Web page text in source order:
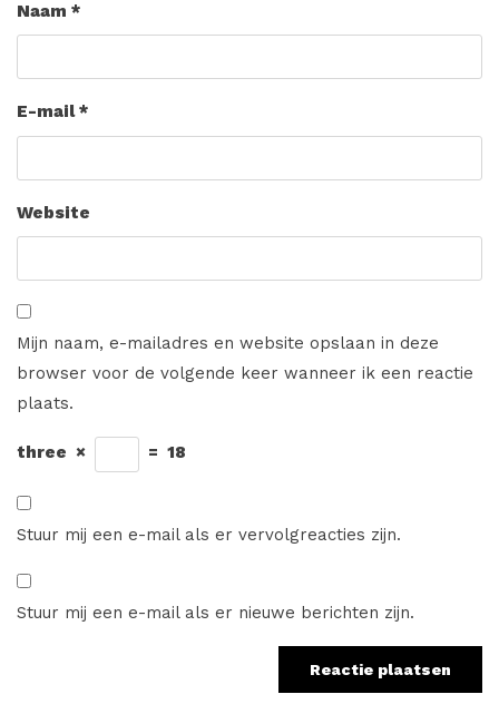
Naam *
E-mail*
Website
Mijn naam, e-mailadres en website opslaan in deze
browser voor de volgende keer wanneer ik een reactie
plaats.
three × = 18
Stuur mij een e-mail als er vervolgreacties zijn.
Stuur mij een e-mail als er nieuwe berichten zijn.